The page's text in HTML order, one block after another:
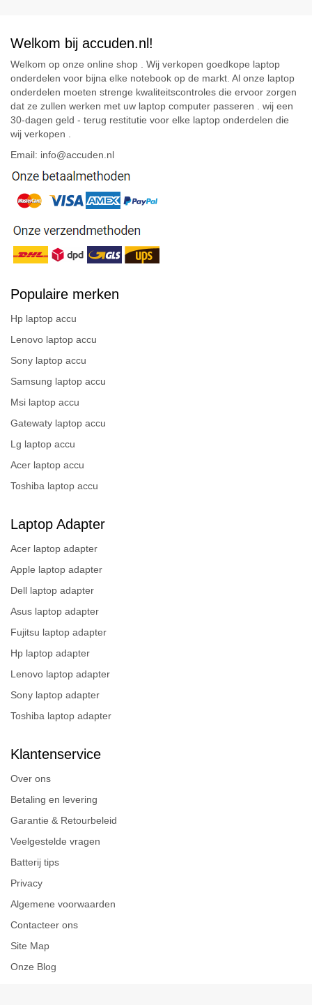
Welkom bij accuden.nl!
Welkom op onze online shop . Wij verkopen goedkope laptop
onderdelen voor bijna elke notebook op de markt. Al onze laptop
onderdelen moeten strenge kwaliteitscontroles die ervoor zorgen
dat ze zullen werken met uw laptop computer passeren . wij een
30-dagen geld - terug restitutie voor elke laptop onderdelen die
wij verkopen .
Email: info@accuden.nl
Populaire merken
Hp laptop accu
Lenovo laptop accu
Sony laptop accu
Samsung laptop accu
Msi laptop accu
Gatewaty laptop accu
Lg laptop accu
Acer laptop accu
Toshiba laptop accu
Laptop Adapter
Acer laptop adapter
Apple laptop adapter
Dell laptop adapter
Asus laptop adapter
Fujitsu laptop adapter
Hp laptop adapter
Lenovo laptop adapter
Sony laptop adapter
Toshiba laptop adapter
Klantenservice
Over ons
Betaling en levering
Garantie & Retourbeleid
Veelgestelde vragen
Batterij tips
Privacy
Algemene voorwaarden
Contacteer ons
Site Map
Onze Blog